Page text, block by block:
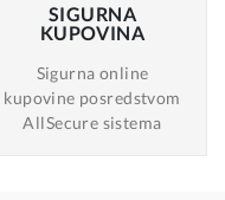
SIGURNA
KUPOVINA
Sigurna online
kupovine posredstvom
AllSecure sistema